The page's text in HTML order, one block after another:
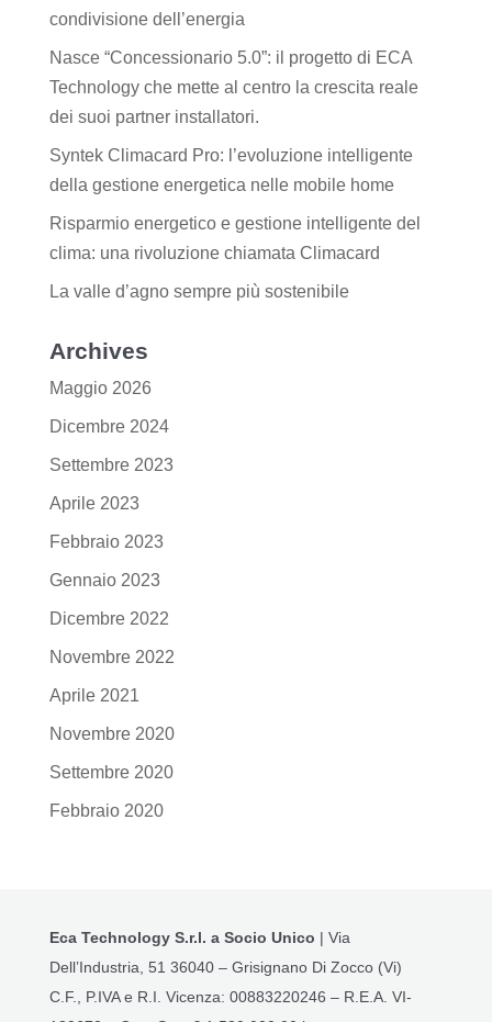
condivisione dell’energia
Nasce “Concessionario 5.0”: il progetto di ECA
Technology che mette al centro la crescita reale
dei suoi partner installatori.
Syntek Climacard Pro: l’evoluzione intelligente
della gestione energetica nelle mobile home
Risparmio energetico e gestione intelligente del
clima: una rivoluzione chiamata Climacard
La valle d’agno sempre più sostenibile
Archives
Maggio 2026
Dicembre 2024
Settembre 2023
Aprile 2023
Febbraio 2023
Gennaio 2023
Dicembre 2022
Novembre 2022
Aprile 2021
Novembre 2020
Settembre 2020
Febbraio 2020
Eca Technology S.r.l. a Socio Unico | Via
Dell’Industria, 51 36040 – Grisignano Di Zocco (Vi)
C.F., P.IVA e R.I. Vicenza: 00883220246 – R.E.A. VI-